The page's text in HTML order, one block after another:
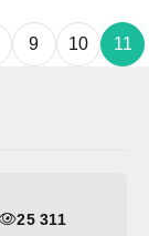
9 10 11
25 311